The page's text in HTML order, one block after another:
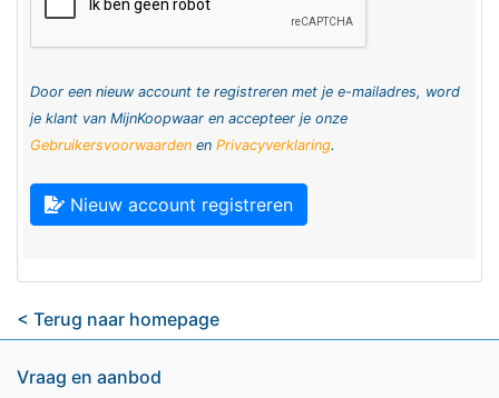
Door een nieuw account te registreren met je e-mailadres, word
je klant van MijnKoopwaar en accepteer je onze
Gebruikersvoorwaarden en Privacyverklaring.
Nieuw account registreren
< Terug naar homepage
Vraag en aanbod